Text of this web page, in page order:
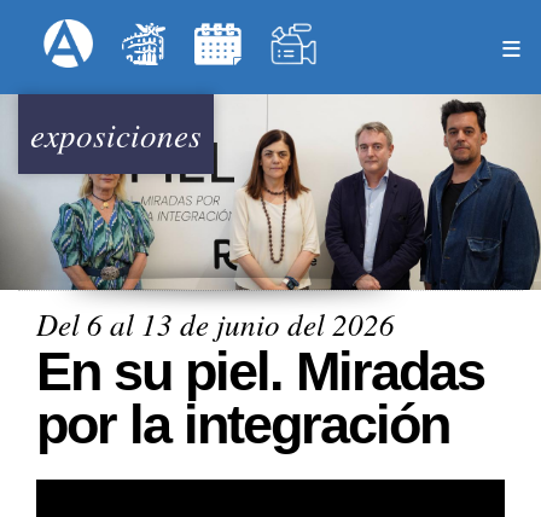
al
Menú Superior
exposiciones
Del 6 al 13 de junio del 2026
En su piel. Miradas
por la integración